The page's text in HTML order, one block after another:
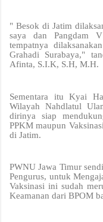
" Besok di Jatim
saya dan Pangdam
tempatnya
Grahadi Surabaya,"
Afinta, S.I.K, S.H, M.H.
Sementara itu Kyai
Wilayah Nahdlatul
dirinya siap
PPKM maupun
di Jatim.
PWNU Jawa Timur
Pengurus, untuk
Vaksinasi ini sudah
Keamanan dari BPOM